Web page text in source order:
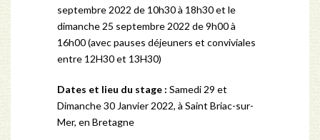
septembre 2022 de 10h30 à 18h30 et le
dimanche 25 septembre 2022 de 9h00 à
16h00 (avec pauses déjeuners et conviviales
entre 12H30 et 13H30)
Dates et lieu du stage : Samedi 29 et
Dimanche 30 Janvier 2022, à Saint Briac-sur-
Mer, en Bretagne